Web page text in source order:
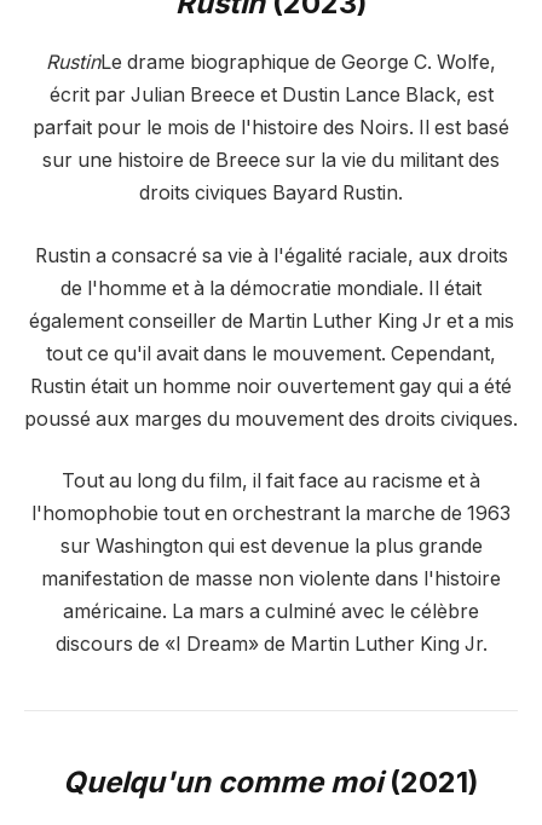
RustinLe drame biographique de George C. Wolfe,
écrit par Julian Breece et Dustin Lance Black, est
parfait pour le mois de l'histoire des Noirs. Il est basé
sur une histoire de Breece sur la vie du militant des
droits civiques Bayard Rustin.
Rustin a consacré sa vie à l'égalité raciale, aux droits
de l'homme et à la démocratie mondiale. Il était
également conseiller de Martin Luther King Jr et a mis
tout ce qu'il avait dans le mouvement. Cependant,
Rustin était un homme noir ouvertement gay qui a été
poussé aux marges du mouvement des droits civiques.
Tout au long du film, il fait face au racisme et à
l'homophobie tout en orchestrant la marche de 1963
sur Washington qui est devenue la plus grande
manifestation de masse non violente dans l'histoire
américaine. La mars a culminé avec le célèbre
discours de «I Dream» de Martin Luther King Jr.
Quelqu'un comme moi(2021)